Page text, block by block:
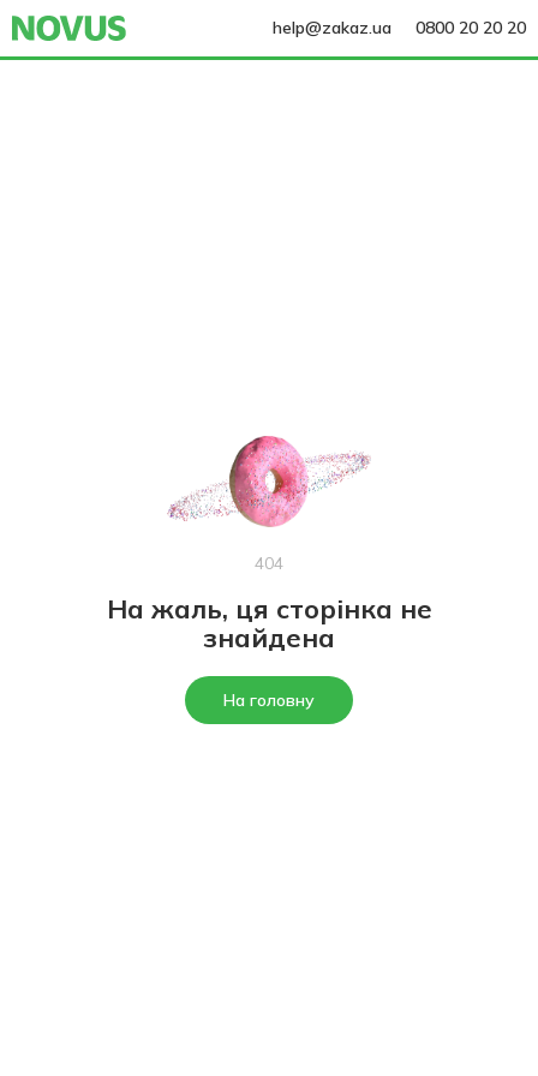
help@zakaz.ua 0800 20 20 20
404
На жаль, ця сторінка не
знайдена
На головну